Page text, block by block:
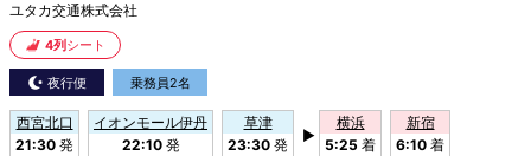
ユタカ交通株式会社
4列 シート
夜行便 乗務員2名
西宮北口
21:30 発
イオンモール伊丹
22:10発
草津
23:30 発
▶
横浜
5:25 着
新宿
6:10 着